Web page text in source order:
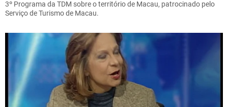
3º Programa da TDM sobre o território de Macau, patrocinado pelo
Serviço de Turismo de Macau.